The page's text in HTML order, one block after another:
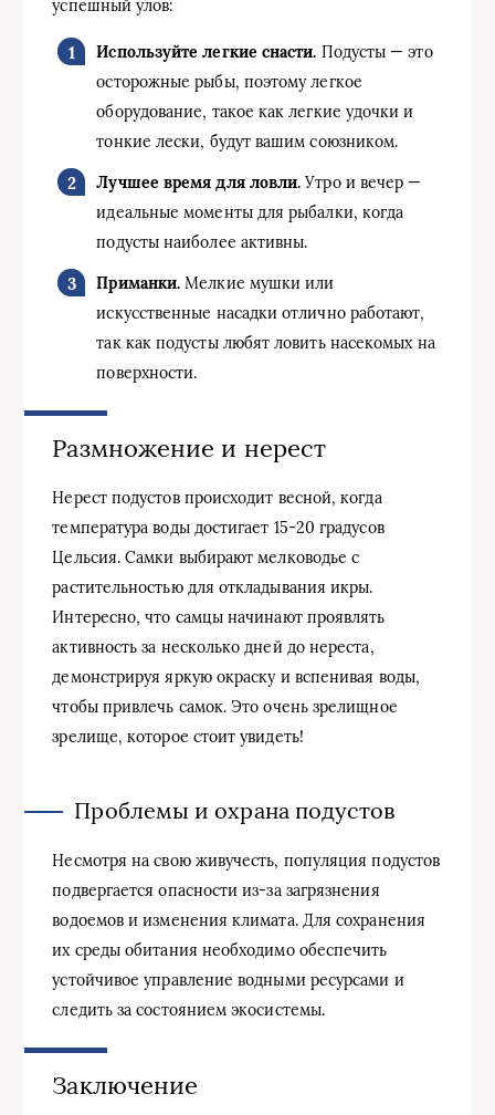
успешный улов:
Используйте легкие снасти. Подусты — это
осторожные рыбы, поэтому легкое
оборудование, такое как легкие удочки и
тонкие лески, будут вашим союзником.
Лучшее время для ловли. Утро и вечер —
идеальные моменты для рыбалки, когда
подусты наиболее активны.
Приманки. Мелкие мушки или
искусственные насадки отлично работают,
так как подусты любят ловить насекомых на
поверхности.
Размножение и нерест
Нерест подустов происходит весной, когда
температура воды достигает 15-20 градусов
Цельсия. Самки выбирают мелководье с
растительностью для откладывания икры.
Интересно, что самцы начинают проявлять
активность за несколько дней до нереста,
демонстрируя яркую окраску и вспенивая воды,
чтобы привлечь самок. Это очень зрелищное
зрелище, которое стоит увидеть!
Проблемы и охрана подустов
Несмотря на свою живучесть, популяция подустов
подвергается опасности из-за загрязнения
водоемов и изменения климата. Для сохранения
их среды обитания необходимо обеспечить
устойчивое управление водными ресурсами и
следить за состоянием экосистемы.
Заключение